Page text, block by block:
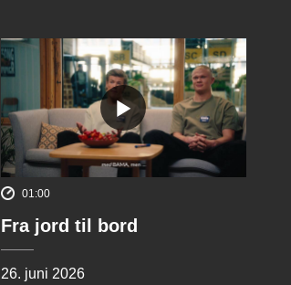
01:00
Fra jord til bord
26. juni 2026